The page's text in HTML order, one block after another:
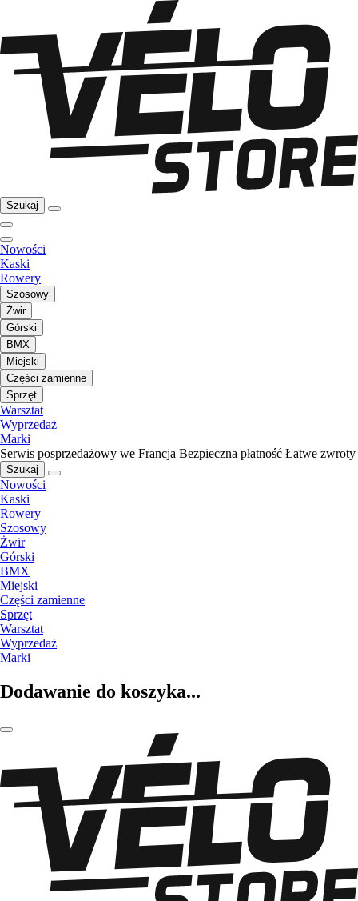
Szukaj
Nowości
Kaski
Rowery
Szosowy
Żwir
Górski
BMX
Miejski
Części zamienne
Sprzęt
Warsztat
Wyprzedaż
Marki
Serwis posprzedażowy we Francja Bezpieczna płatność Łatwe zwroty
Szukaj
Nowości
Kaski
Rowery
Szosowy
Żwir
Górski
BMX
Miejski
Części zamienne
Sprzęt
Warsztat
Wyprzedaż
Marki
Dodawanie do koszyka...